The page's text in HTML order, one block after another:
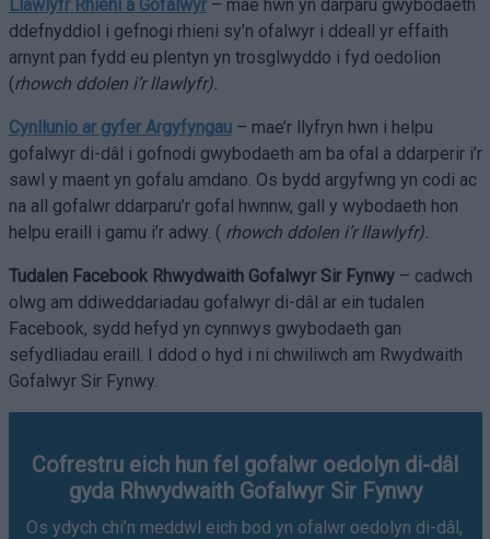
Llawlyfr Rhieni a Gofalwyr – mae hwn yn darparu gwybodaeth
ddefnyddiol i gefnogi rhieni sy’n ofalwyr i ddeall yr effaith
arnynt pan fydd eu plentyn yn trosglwyddo i fyd oedolion
(rhowch ddolen i’r llawlyfr).
Cynllunio ar gyfer Argyfyngau – mae’r llyfryn hwn i helpu
gofalwyr di-dâl i gofnodi gwybodaeth am ba ofal a ddarperir i’r
sawl y maent yn gofalu amdano. Os bydd argyfwng yn codi ac
na all gofalwr ddarparu’r gofal hwnnw, gall y wybodaeth hon
helpu eraill i gamu i’r adwy. ( rhowch ddolen i’r llawlyfr).
Tudalen Facebook Rhwydwaith Gofalwyr Sir Fynwy – cadwch
olwg am ddiweddariadau gofalwyr di-dâl ar ein tudalen
Facebook, sydd hefyd yn cynnwys gwybodaeth gan
sefydliadau eraill. I ddod o hyd i ni chwiliwch am Rwydwaith
Gofalwyr Sir Fynwy.
Cofrestru eich hun fel gofalwr oedolyn di-dâl
gyda Rhwydwaith Gofalwyr Sir Fynwy
Os ydych chi’n meddwl eich bod yn ofalwr oedolyn di-dâl,